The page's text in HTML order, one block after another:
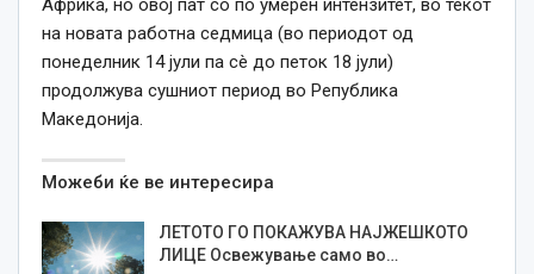
Африка, но овој пат со по умерен интензитет, во текот
на новата работна седмица (во периодот од
понеделник 14 јули па сè до петок 18 јули)
продолжува сушниот период во Република
Македонија.
Можеби ќе ве интересира
ЛЕТОТО ГО ПОКАЖУВА НАЈЖЕШКОТО
ЛИЦE Освежување само во…